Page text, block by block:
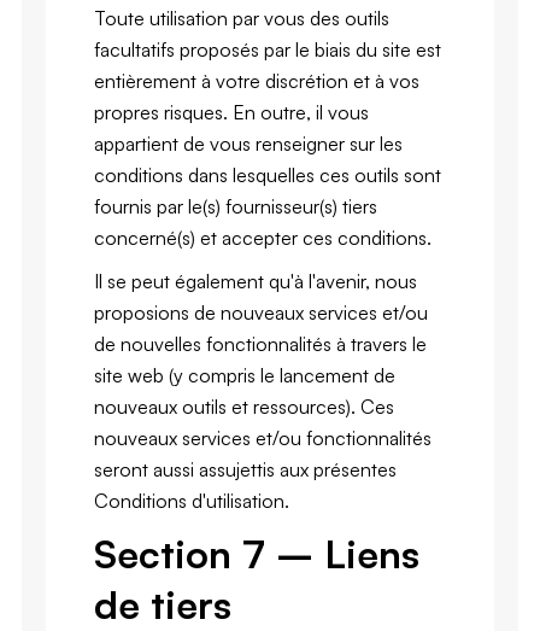
Toute utilisation par vous des outils
facultatifs proposés par le biais du site est
entièrement à votre discrétion et à vos
propres risques. En outre, il vous
appartient de vous renseigner sur les
conditions dans lesquelles ces outils sont
fournis par le(s) fournisseur(s) tiers
concerné(s) et accepter ces conditions.
Il se peut également qu'à l'avenir, nous
proposions de nouveaux services et/ou
de nouvelles fonctionnalités à travers le
site web (y compris le lancement de
nouveaux outils et ressources). Ces
nouveaux services et/ou fonctionnalités
seront aussi assujettis aux présentes
Conditions d'utilisation.
Section 7 – Liens
de tiers